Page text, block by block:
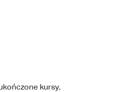
kursy,